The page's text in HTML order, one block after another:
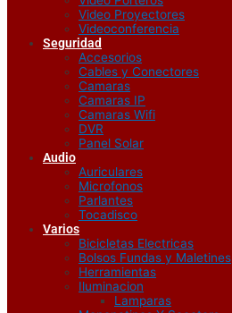
Video Proyectores
Videoconferencia
Seguridad
Accesorios
Cables y Conectores
Camaras
Camaras IP
Camaras Wifi
DVR
Panel Solar
Audio
Auriculares
Microfonos
Parlantes
Tocadisco
Varios
Bicicletas Electricas
Bolsos Fundas y Maletines
Herramientas
Iluminacion
Lamparas